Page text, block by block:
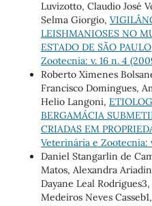
Luvizotto, Claudio José
Selma Giorgio,
LEISHMANIOSES NO
ESTADO DE SÃO
Zootecnia: v. 16 n. 4
Roberto Ximenes
Francisco Domingues,
Helio Langoni,
BERGAMÁCIA
CRIADAS EM
Veterinária e Zootecnia:
Daniel Stangarlin de
Matos, Alexandra
Dayane Leal
Medeiros Neves